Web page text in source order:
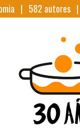
| 582 autores |